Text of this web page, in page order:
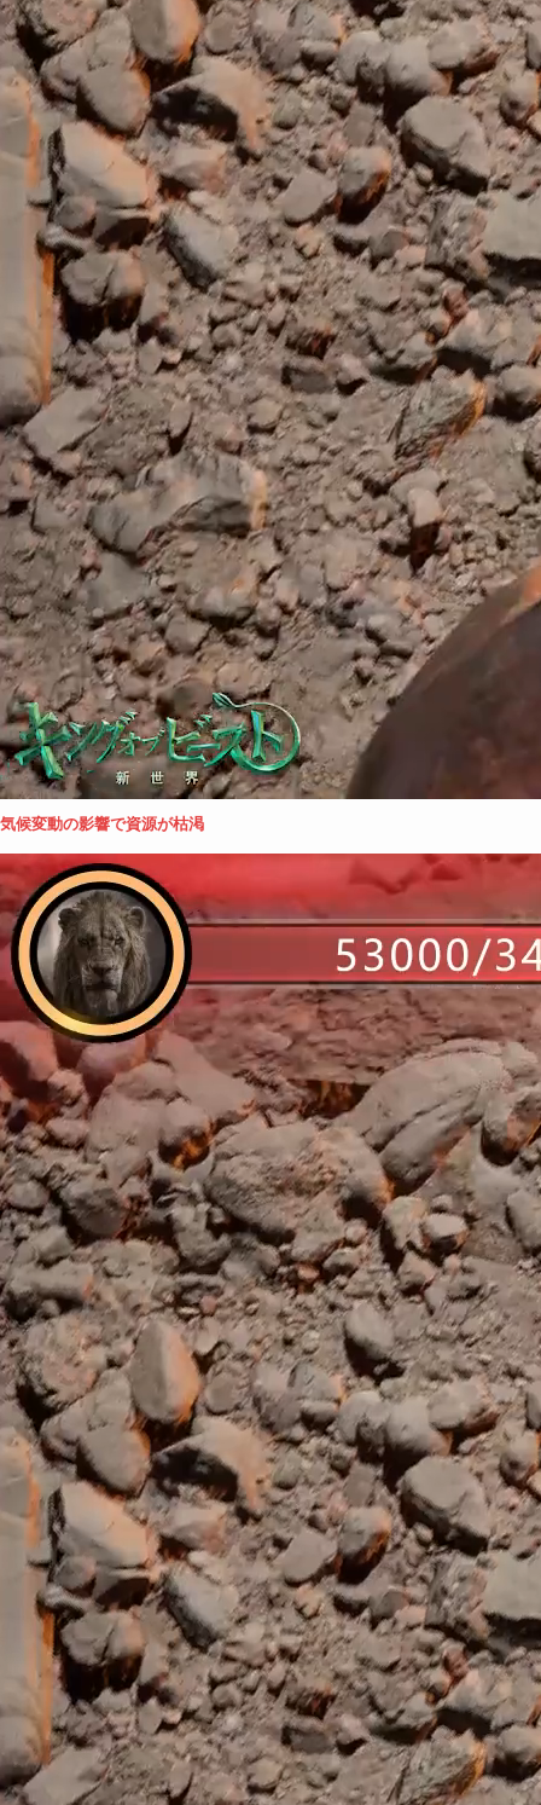
気候変動の影響で資源が枯渇